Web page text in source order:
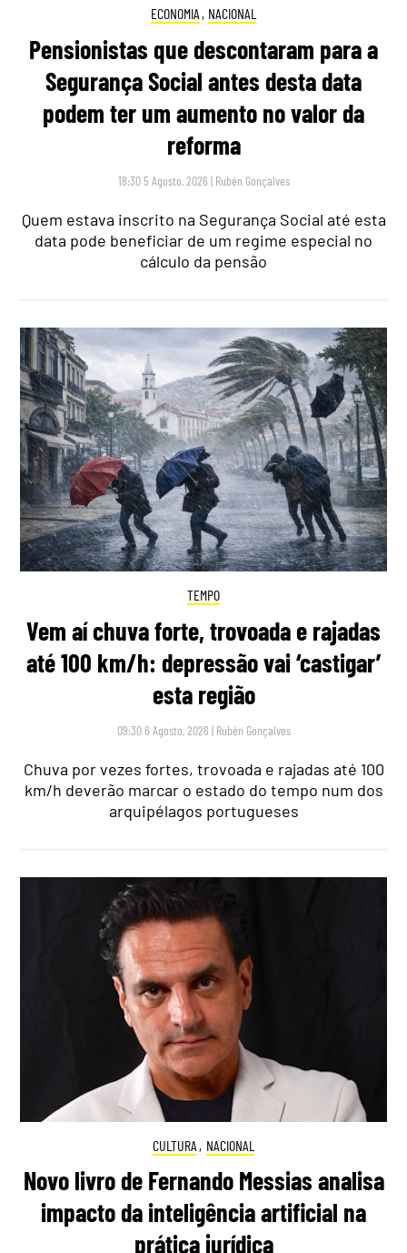
ECONOMIA , NACIONAL
Pensionistas que descontaram para a
Segurança Social antes desta data
podem ter um aumento no valor da
reforma
18:30 5 Agosto, 2026 | Rubén Gonçalves
Quem estava inscrito na Segurança Social até esta
data pode beneficiar de um regime especial no
cálculo da pensão
TEMPO
Vem aí chuva forte, trovoada e rajadas
até 100 km/h: depressão vai ‘castigar’
esta região
09:30 6 Agosto, 2026 | Rubén Gonçalves
Chuva por vezes fortes, trovoada e rajadas até 100
km/h deverão marcar o estado do tempo num dos
arquipélagos portugueses
CULTURA , NACIONAL
Novo livro de Fernando Messias analisa
impacto da inteligência artificial na
prática jurídica